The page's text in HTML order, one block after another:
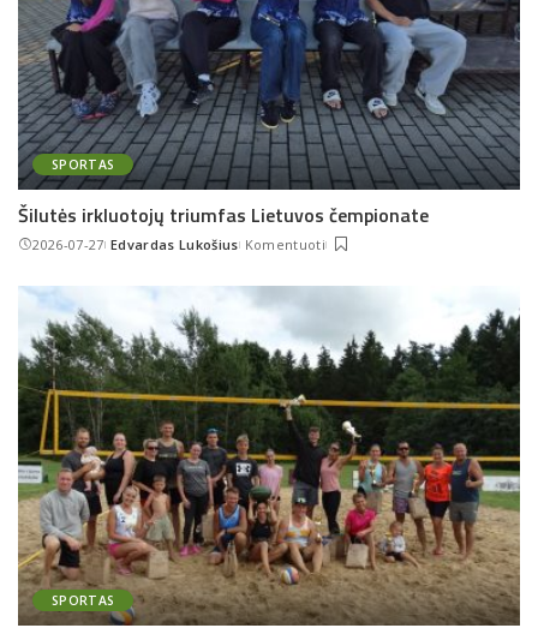
SPORTAS
Šilutės irkluotojų triumfas Lietuvos čempionate
2026-07-27Posted
Edvardas Lukošius Komentuoti
SPORTAS